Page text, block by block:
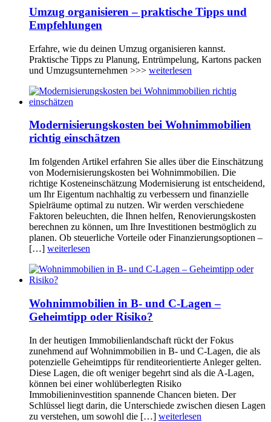
Umzug organisieren – praktische Tipps und
Empfehlungen
Erfahre, wie du deinen Umzug organisieren kannst.
Praktische Tipps zu Planung, Entrümpelung, Kartons packen
und Umzugsunternehmen >>> weiterlesen
Modernisierungskosten bei Wohnimmobilien
richtig einschätzen
Im folgenden Artikel erfahren Sie alles über die Einschätzung
von Modernisierungskosten bei Wohnimmobilien. Die
richtige Kosteneinschätzung Modernisierung ist entscheidend,
um Ihr Eigentum nachhaltig zu verbessern und finanzielle
Spielräume optimal zu nutzen. Wir werden verschiedene
Faktoren beleuchten, die Ihnen helfen, Renovierungskosten
berechnen zu können, um Ihre Investitionen bestmöglich zu
planen. Ob steuerliche Vorteile oder Finanzierungsoptionen –
[…] weiterlesen
Wohnimmobilien in B- und C-Lagen –
Geheimtipp oder Risiko?
In der heutigen Immobilienlandschaft rückt der Fokus
zunehmend auf Wohnimmobilien in B- und C-Lagen, die als
potenzielle Geheimtipps für renditeorientierte Anleger gelten.
Diese Lagen, die oft weniger begehrt sind als die A-Lagen,
können bei einer wohlüberlegten Risiko
Immobilieninvestition spannende Chancen bieten. Der
Schlüssel liegt darin, die Unterschiede zwischen diesen Lagen
zu verstehen, um sowohl die […] weiterlesen